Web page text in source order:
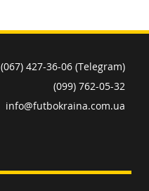
(067) 427-36-06 (Telegram)
(099) 762-05-32
info@futbokraina.com.ua